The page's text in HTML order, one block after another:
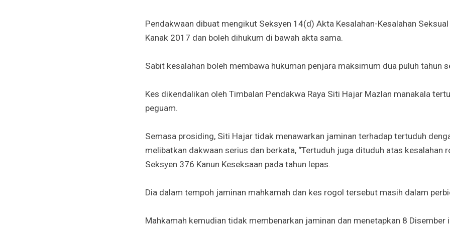
Pendakwaan dibuat mengikut Seksyen 14(d) Akta Kesalahan-Kesalahan Seksual
Kanak 2017 dan boleh dihukum di bawah akta sama.
Sabit kesalahan boleh membawa hukuman penjara maksimum dua puluh tahun
Kes dikendalikan oleh Timbalan Pendakwa Raya Siti Hajar Mazlan manakala
peguam.
Semasa prosiding, Siti Hajar tidak menawarkan jaminan terhadap tertuduh
melibatkan dakwaan serius dan berkata, “Tertuduh juga dituduh atas kesalahan
Seksyen 376 Kanun Keseksaan pada tahun lepas.
Dia dalam tempoh jaminan mahkamah dan kes rogol tersebut masih dalam
Mahkamah kemudian tidak membenarkan jaminan dan menetapkan 8 Disember